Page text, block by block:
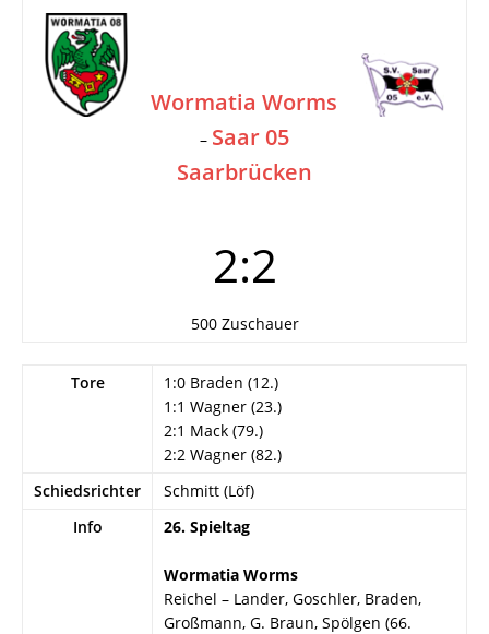
Wormatia Worms
– Saar 05
Saarbrücken
2:2
500 Zuschauer
Tore
1:0 Braden (12.)
1:1 Wagner (23.)
2:1 Mack (79.)
2:2 Wagner (82.)
Schiedsrichter
Schmitt (Löf)
Info
26. Spieltag
Wormatia Worms
Reichel – Lander, Goschler, Braden,
Großmann, G. Braun, Spölgen (66.